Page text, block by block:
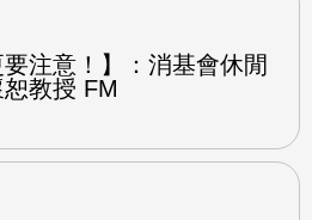
要注意！】：消基會休閒
教授 FM